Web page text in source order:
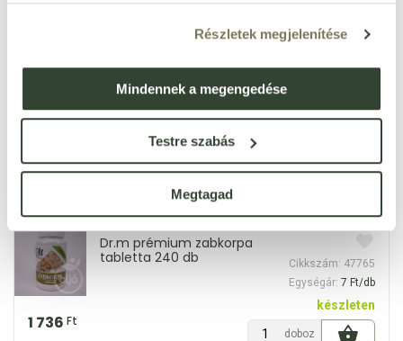
Részletek megjelenítése
Mindennek a megengedése
Testre szabás
Megtagad
készleten
db
Herbafulvo essencia
étrend-kiegészítő
édesítőszerrel 750 ml
Cikkszám: 58162
8 024Ft
Dr.m prémium zabkorpa
tabletta 240 db
Cikkszám: 47765
Egységár: 7 Ft/db
1 736 Ft
készleten
doboz